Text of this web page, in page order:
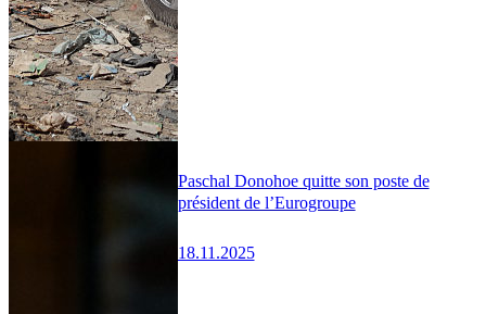
Paschal Donohoe quitte son poste de
président de l’Eurogroupe
18.11.2025